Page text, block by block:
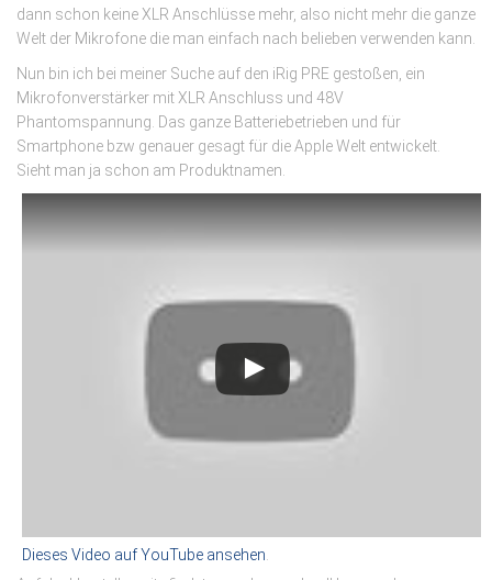
dann schon keine XLR Anschlüsse mehr, also nicht mehr die ganze
Welt der Mikrofone die man einfach nach belieben verwenden kann.
Nun bin ich bei meiner Suche auf den iRig PRE gestoßen, ein
Mikrofonverstärker mit XLR Anschluss und 48V
Phantomspannung. Das ganze Batteriebetrieben und für
Smartphone bzw genauer gesagt für die Apple Welt entwickelt.
Sieht man ja schon am Produktnamen.
Dieses Video auf YouTube ansehen.